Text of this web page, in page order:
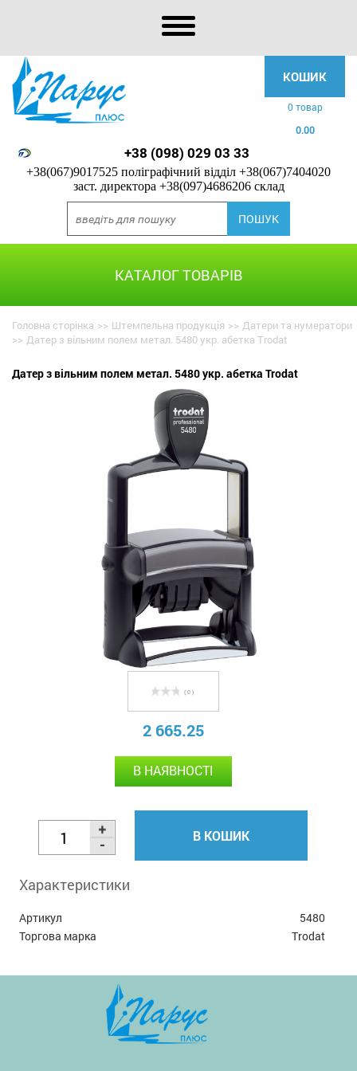
КОШИК
0 товар
0.00
+38 (098) 029 03 33
+38(067)9017525 поліграфічний відділ +38(067)7404020
заст. директора +38(097)4686206 склад
КАТАЛОГ ТОВАРІВ
Головна сторінка >> Штемпельна продукція >> Датери та нумератори
>> Датер з вільним полем метал. 5480 укр. абетка Trodat
Датер з вільним полем метал. 5480 укр. абетка Trodat
( 0 )
2 665.25
В НАЯВНОСТІ
В КОШИК
Характеристики
Артикул
5480
Торгова марка
Trodat